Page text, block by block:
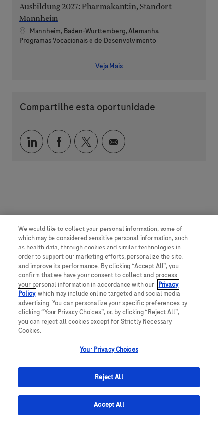
Ausbildung 2027: Pharmakant:in, Standort
Mannheim
Localização
Mannheim, Baden-Wurttemberg, Alemanha
Categoria
Programas Vocacionais e de Desenvolvimento
Veja Mais
Compartilhe esta oportunidade
Compartilhar via LinkedIn
Compartilhar via Facebook
Compartilhar via twitter
Compartilhar via e-
We would like to collect your personal information, some of
which may be considered sensitive personal information, such
as health data, through cookies and similar technologies in
order to support our marketing efforts, personalize the site,
and improve its performance. By clicking “Accept All”, you
confirm that we have your consent to collect and process
your personal information in accordance with our Privacy
Policy, which may include online targeted and social media
advertising. You can personalize your specific preferences by
clicking “Your Privacy Choices”, or, by clicking “Reject All”,
you can reject all cookies except for Strictly Necessary
Cookies.
Your Privacy Choices
Reject All
Accept All